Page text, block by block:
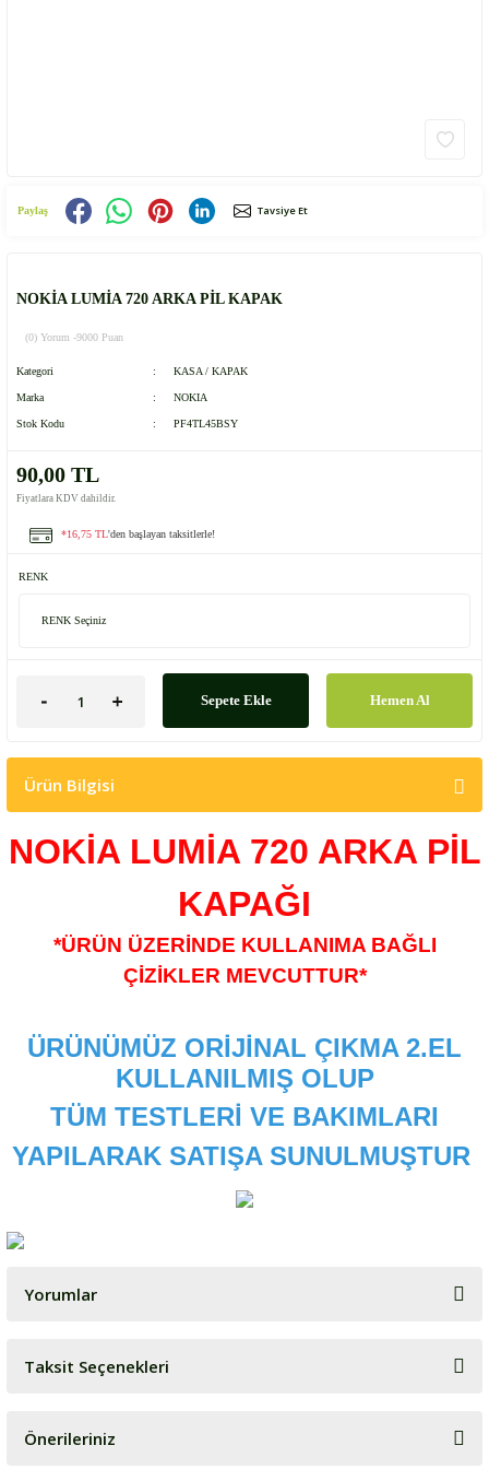
Paylaş Tavsiye Et
NOKİA LUMİA 720 ARKA PİL KAPAK
(0) Yorum -9000 Puan
Kategori KASA / KAPAK
Marka NOKIA
Stok Kodu PF4TL45BSY
90,00 TL
Fiyatlara KDV dahildir.
*16,75 TL'den başlayan taksitlerle!
RENK
Sepete Ekle Hemen Al
Ürün Bilgisi
NOKİA LUMİA 720 ARKA PİL
KAPAĞI
*ÜRÜN ÜZERİNDE KULLANIMA BAĞLI
ÇİZİKLER MEVCUTTUR*
ÜRÜNÜMÜZ ORİJİNAL ÇIKMA 2.EL
KULLANILMIŞ OLUP
TÜM TESTLERİ VE BAKIMLARI
YAPILARAK SATIŞA SUNULMUŞTUR
Yorumlar
Bu ürüne ilk yorumu siz yapın!
Taksit Seçenekleri
Önerileriniz